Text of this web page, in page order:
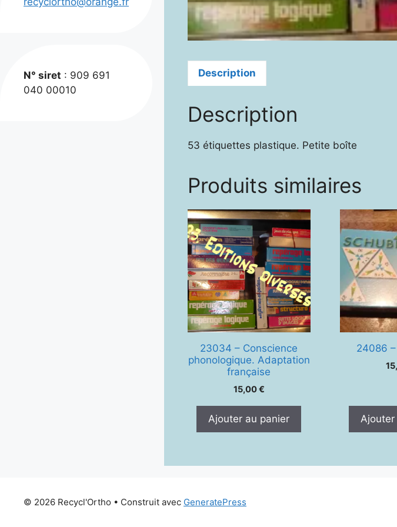
Description
Description
53 étiquettes plastique. Petite boîte
Produits similaires
23034 – Conscience
phonologique. Adaptation
française
15,00€
Ajouter au panier
24086
N° siret : 909 691
040 00010
© 2026 Recycl'Ortho • Construit avec GeneratePress